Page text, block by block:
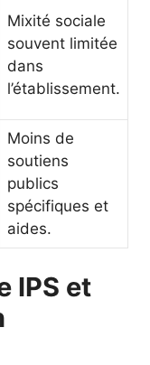
Mixité sociale
souvent limitée
dans
l’établissement.
Moins de
soutiens
publics
spécifiques et
aides.
IPS et